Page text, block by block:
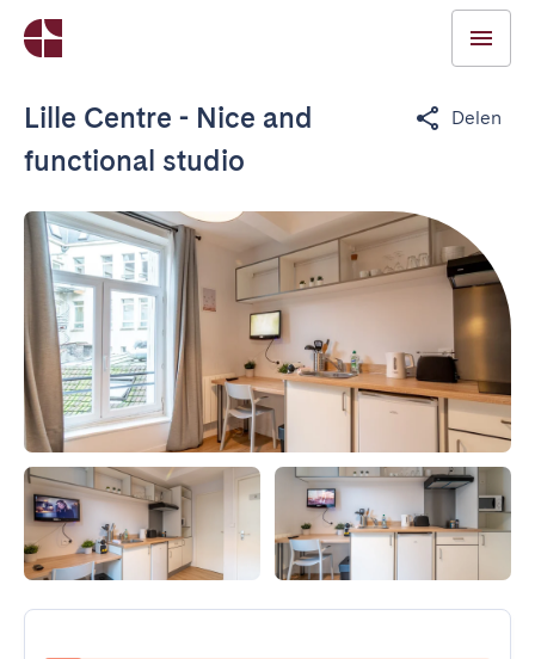
Lille Centre - Nice and
functional studio
Delen